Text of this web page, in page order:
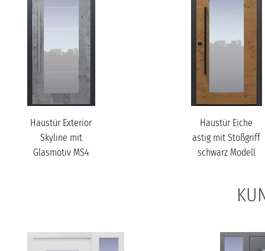
Haustür Exterior
Skyline mit
Glasmotiv MS4
Haustür Eiche
astig mit Stoßgriff
schwarz Modell